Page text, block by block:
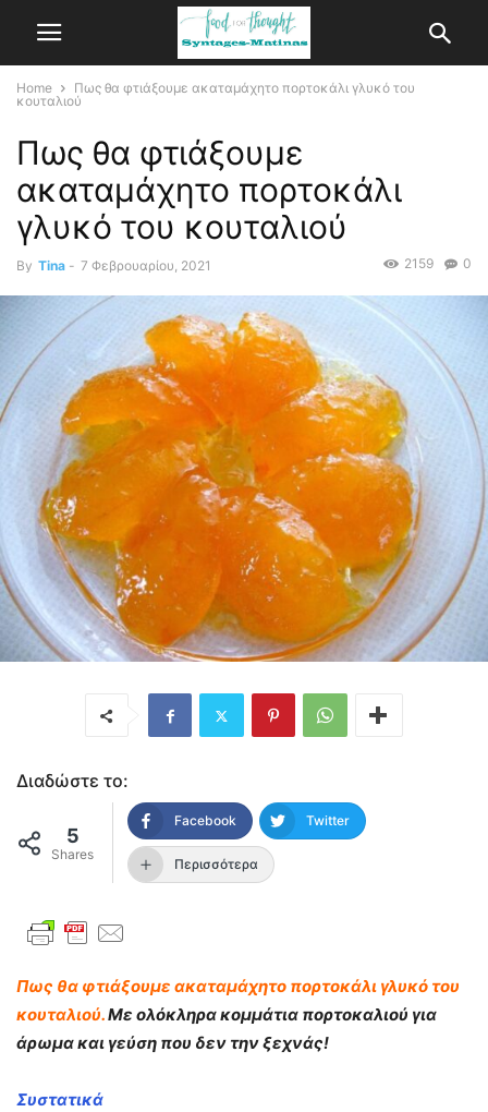
Home
Πως θα φτιάξουμε ακαταμάχητο πορτοκάλι γλυκό του
κουταλιού
Πως θα φτιάξουμε
ακαταμάχητο πορτοκάλι
γλυκό του κουταλιού
By Tina - 7 Φεβρουαρίου, 2021 0
2159
Διαδώστε το:
5
Shares
Facebook Twitter
Περισσότερα
Πως θα φτιάξουμε ακαταμάχητο πορτοκάλι γλυκό του
κουταλιού.Με ολόκληρα κομμάτια πορτοκαλιού για
άρωμα και γεύση που δεν την ξεχνάς!
Συστατικά